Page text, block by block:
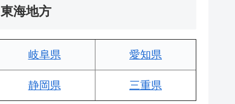
東海地方
岐阜県 愛知県
静岡県 三重県